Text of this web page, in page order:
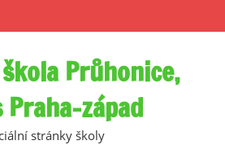
Průhonice,
západ
stránky školy